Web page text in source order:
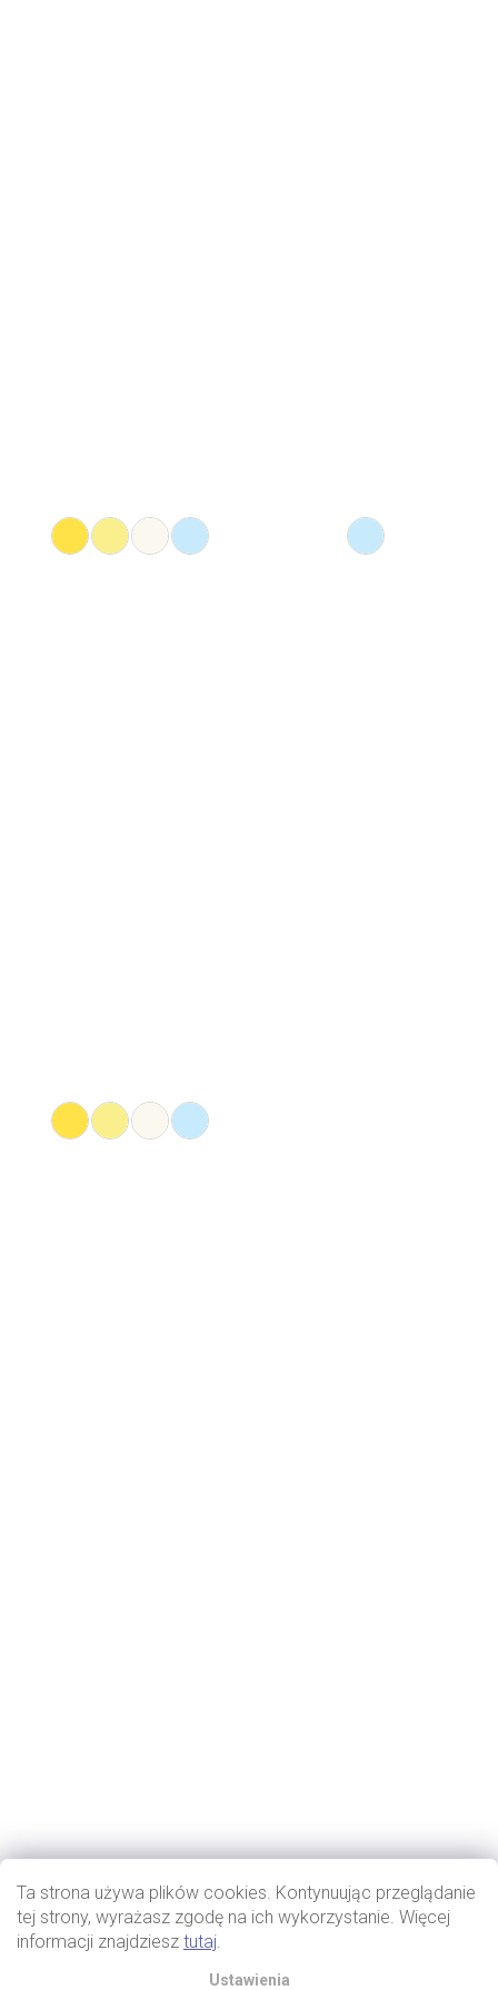
Ta strona używa plików cookies. Kontynuując przeglądanie
tej strony, wyrażasz zgodę na ich wykorzystanie. Więcej
informacji znajdziesz tutaj.
Ustawienia